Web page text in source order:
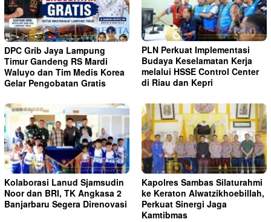
DPC Grib Jaya Lampung
Timur Gandeng RS Mardi
Waluyo dan Tim Medis Korea
Gelar Pengobatan Gratis
PLN Perkuat Implementasi
Budaya Keselamatan Kerja
melalui HSSE Control Center
di Riau dan Kepri
Kolaborasi Lanud Sjamsudin
Noor dan BRI, TK Angkasa 2
Banjarbaru Segera Direnovasi
Kapolres Sambas Silaturahmi
ke Keraton Alwatzikhoebillah,
Perkuat Sinergi Jaga
Kamtibmas